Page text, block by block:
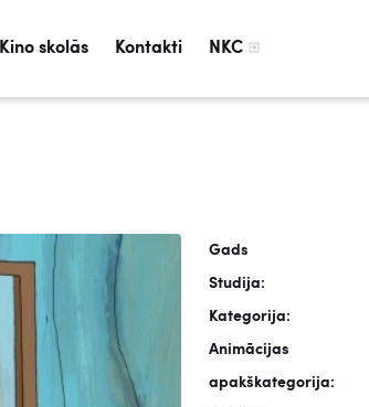
Kino skolās Kontakti NKC
Gads
Studija:
Kategorija:
Animācijas
apakškategorija: